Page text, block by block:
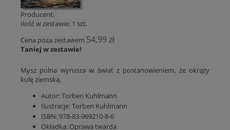
Producent:
Ilość w zestawie: 1 szt.
Cena poza zestawem 54,99 zł
Taniej w zestawie!
Mysz polna wyrusza w świat z postanowieniem, że okrąży
kulę ziemską.
Autor:Torben Kuhlmann
Ilustracje: Torben Kuhlmann
ISBN: 978-83-969210-8-6
Okładka: Oprawa twarda